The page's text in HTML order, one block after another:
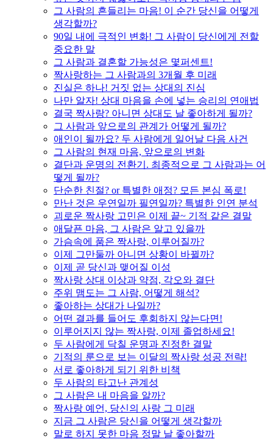
그 사람의 흔들리는 마음! 이 순간 당신을 어떻게
생각할까?
90일 내에 극적인 변화! 그 사람이 당신에게 전할
중요한 말
그 사람과 결혼할 가능성은 몇퍼센트!
짝사랑하는 그 사람과의 3개월 후 미래
진실은 하나! 거짓 없는 상대의 진심
나만 알자! 상대 마음을 손에 넣는 승리의 연애법
결국 짝사랑? 아니면 상대도 날 좋아하게 될까?
그 사람과 앞으로의 관계가 어떻게 될까?
애인이 될까요? 두 사람에게 일어날 다음 사건
그 사람의 현재 마음, 앞으로의 변화
결단과 운명의 전환기. 최종적으로 그 사람과는 어
떻게 될까?
단순한 친절? or 특별한 애정? 모든 본심 폭로!
만난 것은 우연일까 필연일까? 특별한 인연 분석
괴로운 짝사랑 고민은 이제 끝~ 기적 같은 결말
애달픈 마음, 그 사람은 알고 있을까
가슴속에 품은 짝사랑, 이루어질까?
이제 그만둘까 아니면 상황이 바뀔까?
이제 곧 당신과 맺어질 이성
짝사랑 상대 이상과 약점, 각오와 결단
주위 맴도는 그 사람, 어떻게 해석?
좋아하는 상대가 나일까?
어떤 결과를 들어도 후회하지 않는다면!
이루어지지 않는 짝사랑, 이제 졸업하세요!
두 사람에게 닥칠 운명과 진정한 결말
기적의 룬으로 보는 이달의 짝사랑 성공 전략!
서로 좋아하게 되기 위한 비책
두 사람의 타고난 관계성
그 사람은 내 마음을 알까?
짝사랑 예언, 당신의 사랑 그 미래
지금 그 사람은 당신을 어떻게 생각할까
말로 하지 못한 마음 정말 날 좋아할까